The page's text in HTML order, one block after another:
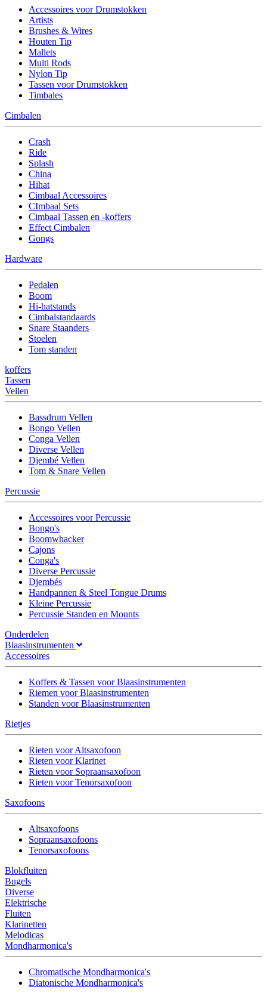
Accessoires voor Drumstokken
Artists
Brushes & Wires
Houten Tip
Mallets
Multi Rods
Nylon Tip
Tassen voor Drumstokken
Timbales
Cimbalen
Crash
Ride
Splash
China
Hihat
Cimbaal Accessoires
CImbaal Sets
Cimbaal Tassen en -koffers
Effect Cimbalen
Gongs
Hardware
Pedalen
Boom
Hi-hatstands
Cimbalstandaards
Snare Staanders
Stoelen
Tom standen
koffers
Tassen
Vellen
Bassdrum Vellen
Bongo Vellen
Conga Vellen
Diverse Vellen
Djembé Vellen
Tom & Snare Vellen
Percussie
Accessoires voor Percussie
Bongo's
Boomwhacker
Cajons
Conga's
Diverse Percussie
Djembés
Handpannen & Steel Tongue Drums
Kleine Percussie
Percussie Standen en Mounts
Onderdelen
Blaasinstrumenten
Accessoires
Koffers & Tassen voor Blaasinstrumenten
Riemen voor Blaasinstrumenten
Standen voor Blaasinstrumenten
Rietjes
Rieten voor Altsaxofoon
Rieten voor Klarinet
Rieten voor Sopraansaxofoon
Rieten voor Tenorsaxofoon
Saxofoons
Altsaxofoons
Sopraansaxofoons
Tenorsaxofoons
Blokfluiten
Bugels
Diverse
Elektrische
Fluiten
Klarinetten
Melodicas
Mondharmonica's
Chromatische Mondharmonica's
Diatonische Mondharmonica's